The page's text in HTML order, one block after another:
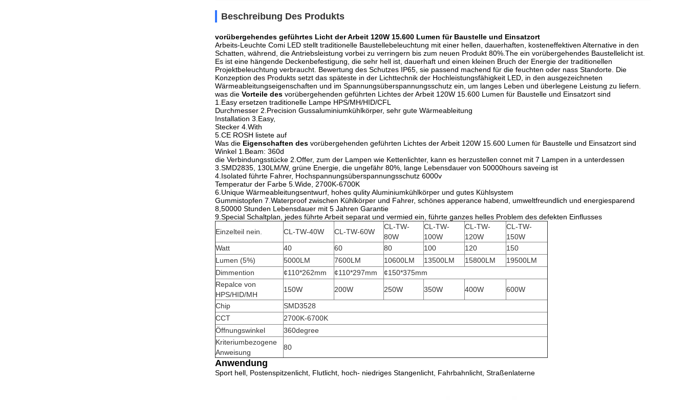
Beschreibung Des Produkts
vorübergehendes geführtes Licht der Arbeit 120W 15.600 Lumen für Baustelle und Einsatzort
Arbeits-Leuchte Comi LED stellt traditionelle Baustellebeleuchtung mit einer hellen, dauerhaften, kosteneffektiven Alternative in den
Schatten, während, die Antriebsleistung vorbei zu verringern bis zum neuen Produkt 80%.The ein vorübergehendes Baustellelicht ist.
Es ist eine hängende Deckenbefestigung, die sehr hell ist, dauerhaft und einen kleinen Bruch der Energie der traditionellen
Projektbeleuchtung verbraucht. Bewertung des Schutzes IP65, sie passend machend für die feuchten oder nass Standorte. Die
Konzeption des Produkts setzt das späteste in der Lichttechnik der Hochleistungsfähigkeit LED, in den ausgezeichneten
Wärmeableitungseigenschaften und im Spannungsüberspannungsschutz ein, um langes Leben und überlegene Leistung zu liefern.
was die Vorteile des vorübergehenden geführten Lichtes der Arbeit 120W 15.600 Lumen für Baustelle und Einsatzort sind
1.Easy ersetzen traditionelle Lampe HPS/MH/HID/CFL
Durchmesser 2.Precision Gussaluminiumkühlkörper, sehr gute Wärmeableitung
Installation 3.Easy,
Stecker 4.With
5.CE ROSH listete auf
Was die Eigenschaften des vorübergehenden geführten Lichtes der Arbeit 120W 15.600 Lumen für Baustelle und Einsatzort sind
Winkel 1.Beam: 360d
die Verbindungsstücke 2.Offer, zum der Lampen wie Kettenlichter, kann es herzustellen connet mit 7 Lampen in a unterdessen
3.SMD2835, 130LM/W, grüne Energie, die ungefähr 80%, lange Lebensdauer von 50000hours saveing ist
4.Isolated führte Fahrer, Hochspannungsüberspannungsschutz 6000v
Temperatur der Farbe 5.Wide, 2700K-6700K
6.Unique Wärmeableitungsentwurf, hohes qulity Aluminiumkühlkörper und gutes Kühlsystem
Gummistopfen 7.Waterproof zwischen Kühlkörper und Fahrer, schönes apperance habend, umweltfreundlich und energiesparend
8,50000 Stunden Lebensdauer mit 5 Jahren Garantie
9.Special Schaltplan, jedes führte Arbeit separat und vermied ein, führte ganzes helles Problem des defekten Einflusses
Einzelteil nein. CL-TW-40W CL-TW-60W
CL-TW-
80W
CL-TW-
100W
CL-TW-
120W
CL-TW-
150W
Watt
40 60 80 100 120
150
Lumen (5%)
5000LM 7600LM 10600LM 13500LM 15800LM
19500LM
Dimmention
¢110*262mm ¢110*297mm ¢150*375mm
Repalce von
HPS/HID/MH
150W 200W 250W 350W 400W
600W
Chip
SMD3528
CCT
2700K-6700K
Öffnungswinkel
360degree
Kriteriumbezogene
Anweisung
80
Anwendung
Sport hell, Postenspitzenlicht, Flutlicht, hoch- niedriges Stangenlicht, Fahrbahnlicht, Straßenlaterne